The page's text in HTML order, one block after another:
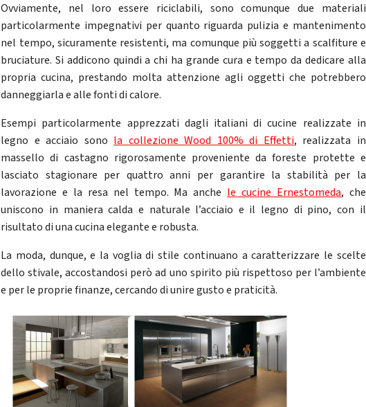
Ovviamente, nel loro essere riciclabili, sono comunque due materiali
particolarmente impegnativi per quanto riguarda pulizia e mantenimento
nel tempo, sicuramente resistenti, ma comunque più soggetti a scalfiture e
bruciature. Si addicono quindi a chi ha grande cura e tempo da dedicare alla
propria cucina, prestando molta attenzione agli oggetti che potrebbero
danneggiarla e alle fonti di calore.
Esempi particolarmente apprezzati dagli italiani di cucine realizzate in
legno e acciaio sono la collezione Wood 100% di Effetti, realizzata in
massello di castagno rigorosamente proveniente da foreste protette e
lasciato stagionare per quattro anni per garantire la stabilità per la
lavorazione e la resa nel tempo. Ma anche le cucine Ernestomeda, che
uniscono in maniera calda e naturale l’acciaio e il legno di pino, con il
risultato di una cucina elegante e robusta.
La moda, dunque, e la voglia di stile continuano a caratterizzare le scelte
dello stivale, accostandosi però ad uno spirito più rispettoso per l’ambiente
e per le proprie finanze, cercando di unire gusto e praticità.